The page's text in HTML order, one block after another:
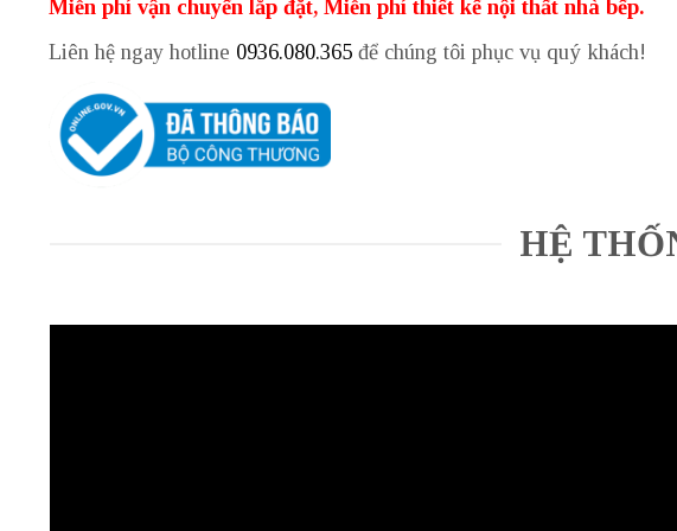
Miễn phí vận chuyển lắp đặt, Miễn phí thiết kế nội thất nhà bếp.
Liên hệ ngay hotline 0936.080.365 để chúng tôi phục vụ quý khách!
HỆ